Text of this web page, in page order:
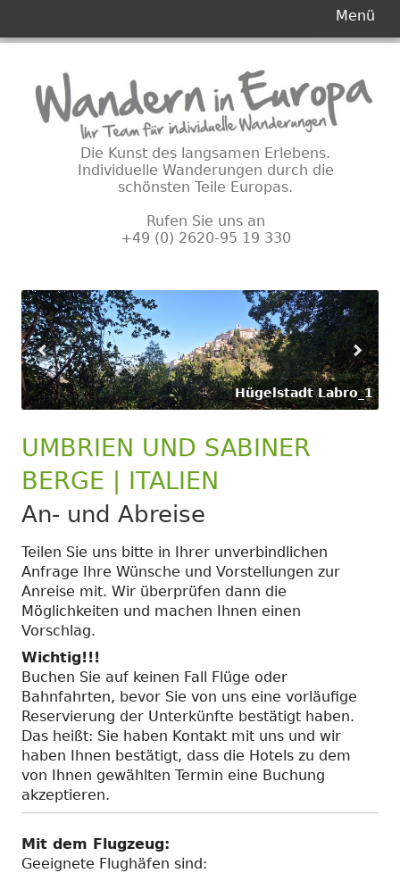
Inhalt
Die Kunst des langsamen Erlebens.
Individuelle Wanderungen durch die
schönsten Teile Europas.
Rufen Sie uns an
+49 (0) 2620-95 19 330
Menü
Hügelstadt Labro_1
UMBRIEN UND SABINER
BERGE | ITALIEN
An- und Abreise
Teilen Sie uns bitte in Ihrer unverbindlichen
Anfrage Ihre Wünsche und Vorstellungen zur
Anreise mit. Wir überprüfen dann die
Möglichkeiten und machen Ihnen einen
Vorschlag.
Wichtig!!!
Buchen Sie auf keinen Fall Flüge oder
Bahnfahrten, bevor Sie von uns eine vorläufige
Reservierung der Unterkünfte bestätigt haben.
Das heißt: Sie haben Kontakt mit uns und wir
haben Ihnen bestätigt, dass die Hotels zu dem
von Ihnen gewählten Termin eine Buchung
akzeptieren.
Mit dem Flugzeug:
Geeignete Flughäfen sind: